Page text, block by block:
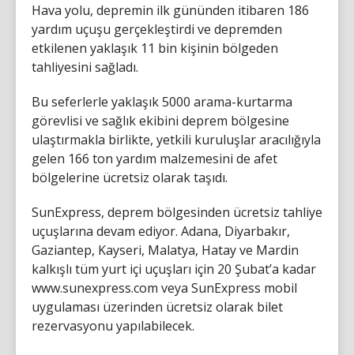
Hava yolu, depremin ilk gününden itibaren 186
yardım uçuşu gerçekleştirdi ve depremden
etkilenen yaklaşık 11 bin kişinin bölgeden
tahliyesini sağladı.
Bu seferlerle yaklaşık 5000 arama-kurtarma
görevlisi ve sağlık ekibini deprem bölgesine
ulaştırmakla birlikte, yetkili kuruluşlar aracılığıyla
gelen 166 ton yardım malzemesini de afet
bölgelerine ücretsiz olarak taşıdı.
SunExpress, deprem bölgesinden ücretsiz tahliye
uçuşlarına devam ediyor. Adana, Diyarbakır,
Gaziantep, Kayseri, Malatya, Hatay ve Mardin
kalkışlı tüm yurt içi uçuşları için 20 Şubat’a kadar
www.sunexpress.com veya SunExpress mobil
uygulaması üzerinden ücretsiz olarak bilet
rezervasyonu yapılabilecek.